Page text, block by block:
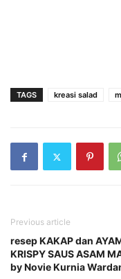
TAGS kreasi salad
Previous article
resep KAKAP dan
KRISPY SAUS ASAM
by Novie Kurnia